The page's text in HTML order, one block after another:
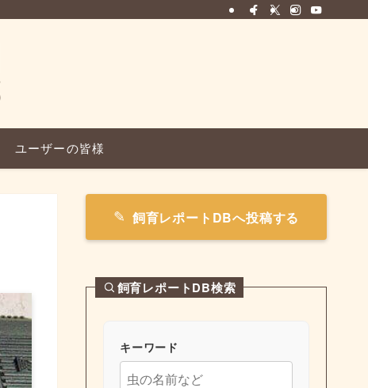
ユーザーの皆様
飼育レポートDBへ投稿する
飼育レポートDB検索
キーワード